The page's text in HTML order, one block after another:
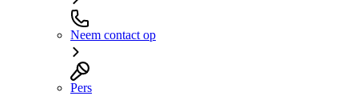
Neem contact op
Pers